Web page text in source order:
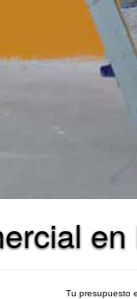
Tu presupuesto